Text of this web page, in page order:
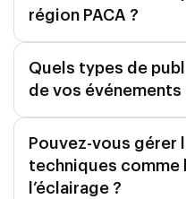
région PACA ?
Quels types de
de vos événements
Pouvez-vous gérer
techniques comme
l’éclairage ?